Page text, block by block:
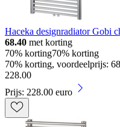
Haceka designradiator Gobi
68.40 met korting
70% korting70% korting
70% korting, voordeelprijs:
228.00
Prijs: 228.00 euro